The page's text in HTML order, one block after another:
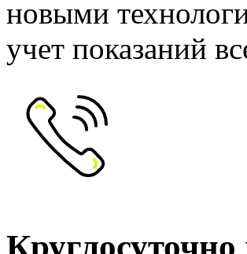
новыми
учет показаний